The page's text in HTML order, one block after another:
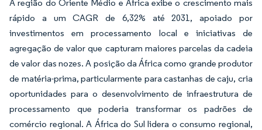
A região do Oriente Médio e África exibe o crescimento mais
rápido a um CAGR de 6,32% até 2031, apoiado por
investimentos em processamento local e iniciativas de
agregação de valor que capturam maiores parcelas da cadeia
de valor das nozes. A posição da África como grande produtor
de matéria-prima, particularmente para castanhas de caju, cria
oportunidades para o desenvolvimento de infraestrutura de
processamento que poderia transformar os padrões de
comércio regional. A África do Sul lidera o consumo regional,